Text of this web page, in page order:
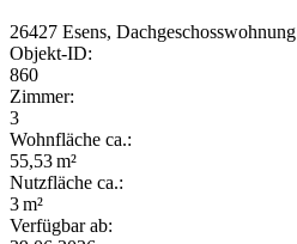
26427 Esens, Dachgeschosswohnung
Objekt-ID:
860
Zimmer:
3
Wohnfläche ca.:
55,53 m²
Nutzfläche ca.:
3 m²
Verfügbar ab: